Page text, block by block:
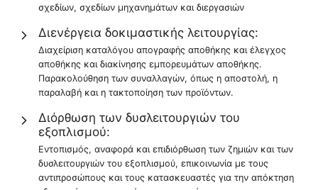
σχεδίων, σχεδίων μηχανημάτων και διεργασιών
Διενέργεια δοκιμαστικής λειτουργίας:
Διαχείριση καταλόγου απογραφής αποθήκης και έλεγχος
αποθήκης και διακίνησης εμπορευμάτων αποθήκης.
Παρακολούθηση των συναλλαγών, όπως η αποστολή, η
παραλαβή και η τακτοποίηση των προϊόντων.
Διόρθωση των δυσλειτουργιών του
εξοπλισμού:
Εντοπισμός, αναφορά και επιδιόρθωση των ζημιών και των
δυσλειτουργιών του εξοπλισμού, επικοινωνία με τους
αντιπροσώπους και τους κατασκευαστές για την απόκτηση